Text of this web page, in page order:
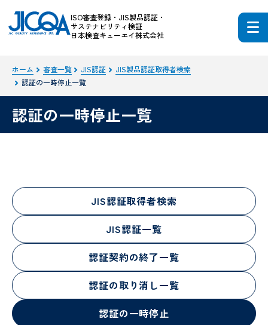
ISO審査登録・JIS製品認証・
サステナビリティ検証
日本検査キューエイ株式会社
ホーム 審査一覧 JIS認証
JIS製品認証取得者検索
認証の一時停止一覧
認証の一時停止一覧
JIS認証取得者検索
JIS認証一覧
認証契約の終了一覧
認証の取り消し一覧
認証の一時停止